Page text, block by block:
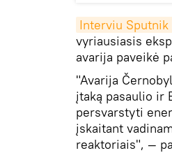
Interviu Sputnik
vyriausiasis
avarija paveikė
"Avarija
įtaką pasaulio ir
persvarstyti
įskaitant
reaktoriais", —